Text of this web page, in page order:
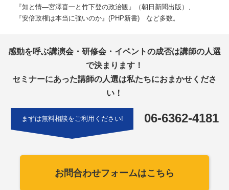
『知と情―宮澤喜一と竹下登の政治観』（朝日新聞出版）、
『安倍政権は本当に強いのか』(PHP新書) など多数。
感動を呼ぶ講演会・研修会・イベントの成否は講師の人選
で決まります！
セミナーにあった講師の人選は私たちにおまかせくださ
い！
まずは無料相談をご利用ください! 06-6362-4181
お問合わせフォームはこちら